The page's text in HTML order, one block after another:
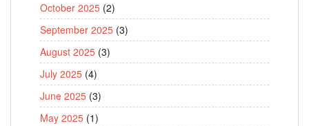
October 2025 (2)
September 2025 (3)
August 2025 (3)
July 2025 (4)
June 2025 (3)
May 2025 (1)